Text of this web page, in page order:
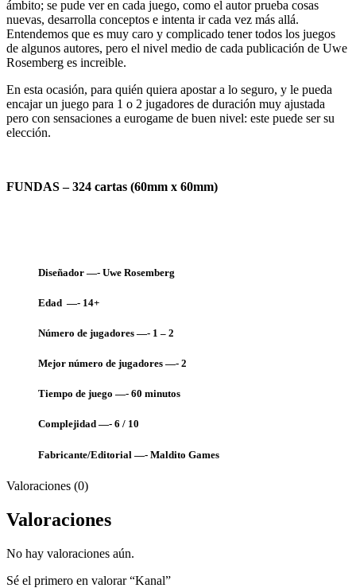
ámbito; se pude ver en cada juego, como el autor prueba cosas
nuevas, desarrolla conceptos e intenta ir cada vez más allá.
Entendemos que es muy caro y complicado tener todos los juegos
de algunos autores, pero el nivel medio de cada publicación de Uwe
Rosemberg es increible.
En esta ocasión, para quién quiera apostar a lo seguro, y le pueda
encajar un juego para 1 o 2 jugadores de duración muy ajustada
pero con sensaciones a eurogame de buen nivel: este puede ser su
elección.
FUNDAS – 324 cartas (60mm x 60mm)
Diseñador —- Uwe Rosemberg
Edad —- 14+
Número de jugadores —- 1 – 2
Mejor número de jugadores —- 2
Tiempo de juego —- 60 minutos
Complejidad —- 6 / 10
Fabricante/Editorial —- Maldito Games
Valoraciones (0)
Valoraciones
No hay valoraciones aún.
Sé el primero en valorar “Kanal”